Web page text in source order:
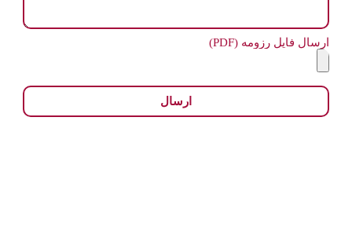
ارسال فایل رزومه (PDF)
ارسال